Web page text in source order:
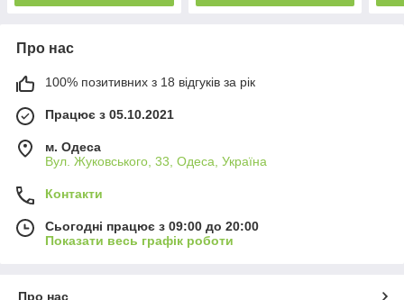
Про нас
100% позитивних з 18 відгуків за рік
Працює з 05.10.2021
м. Одеса
Вул. Жуковського, 33, Одеса, Україна
Контакти
Сьогодні працює з 09:00 до 20:00
Показати весь графік роботи
Про нас